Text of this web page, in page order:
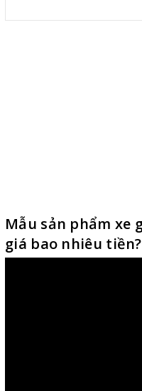
Mẫu sản phẩm xe
giá bao nhiêu tiền?